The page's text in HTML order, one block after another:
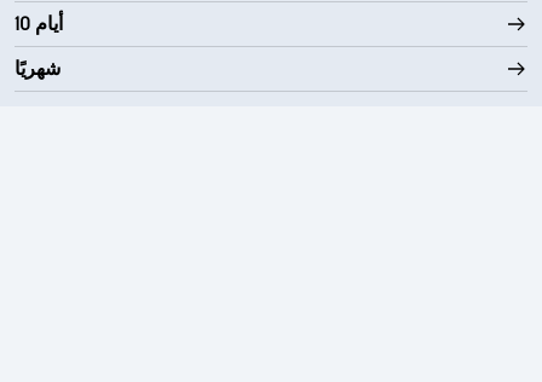
10 أيام
شهريًا